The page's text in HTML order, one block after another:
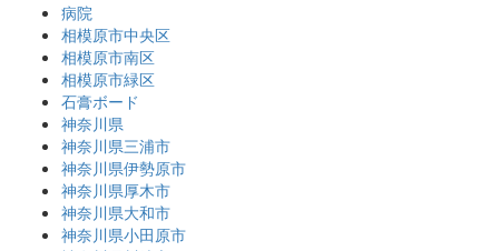
病院
相模原市中央区
相模原市南区
相模原市緑区
石膏ボード
神奈川県
神奈川県三浦市
神奈川県伊勢原市
神奈川県厚木市
神奈川県大和市
神奈川県小田原市